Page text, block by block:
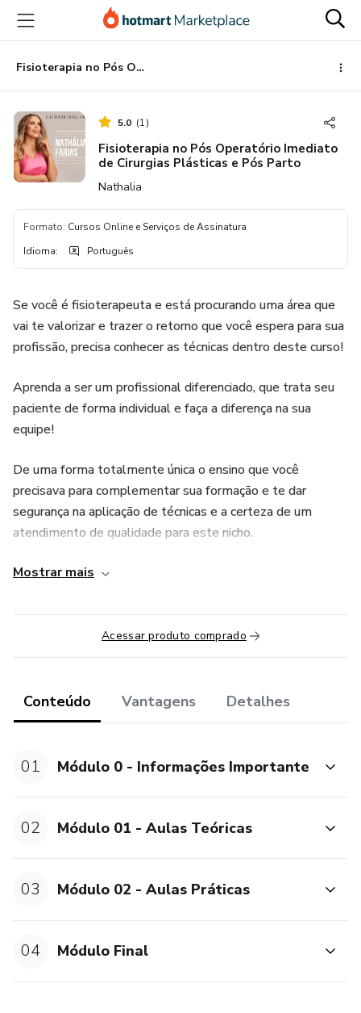
para
conteúdo
principal
para
pagamento
para
rodapé
Fisioterapia no Pós Operatório Imediato de Cirurgias Plásticas e Pós Parto
5.0 (1)
Fisioterapia no Pós Operatório Imediato
de Cirurgias Plásticas e Pós Parto
Nathalia
Formato: Cursos Online e Serviços de Assinatura
Idioma: Português
Se você é fisioterapeuta e está procurando uma área que
vai te valorizar e trazer o retorno que você espera para sua
profissão, precisa conhecer as técnicas dentro deste curso!
Aprenda a ser um profissional diferenciado, que trata seu
paciente de forma individual e faça a diferença na sua
equipe!
De uma forma totalmente única o ensino que você
precisava para complementar sua formação e te dar
segurança na aplicação de técnicas e a certeza de um
atendimento de qualidade para este nicho.
Muito conteúdo, englobando os diversos conhecimentos
você ter uma agenda cheia e pacientes satisfeitos!
Atendimento com qualidade!
rede de apoio com fisioterapeutas! Venha fazer parte!!
Mostrar mais
Acessar produto comprado
Conteúdo Vantagens Detalhes
01 Módulo 0 - Informações Importante
02 Módulo 01 - Aulas Teóricas
03 Módulo 02 - Aulas Práticas
04 Módulo Final